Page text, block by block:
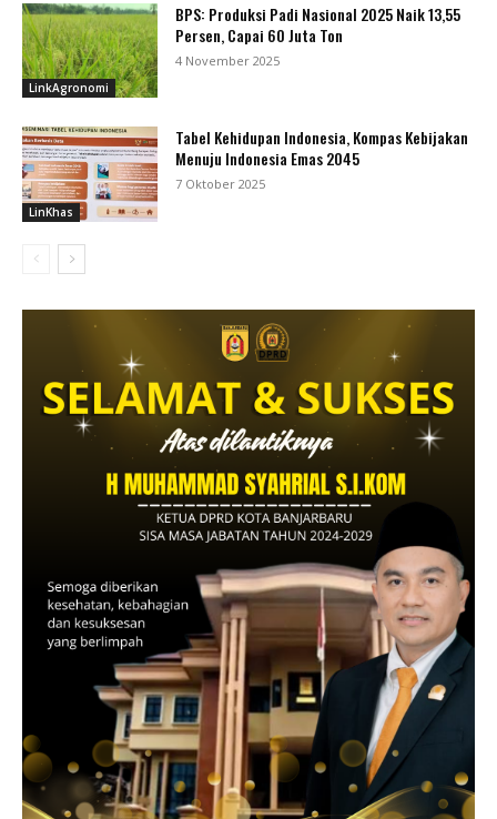
LinkAgronomi
BPS: Produksi Padi Nasional 2025 Naik 13,55
Persen, Capai 60 Juta Ton
4 November 2025
LinKhas
Tabel Kehidupan Indonesia, Kompas Kebijakan
Menuju Indonesia Emas 2045
7 Oktober 2025